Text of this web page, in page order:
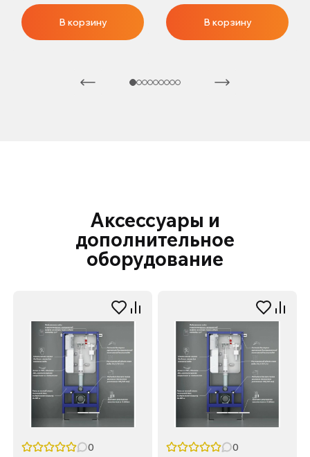
В корзину В корзину
Аксессуары и
дополнительное
оборудование
0
0